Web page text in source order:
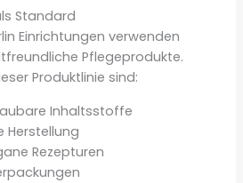
Standard
Einrichtungen verwenden
Pflegeprodukte.
Produktlinie sind:
Inhaltsstoffe
Herstellung
Rezepturen